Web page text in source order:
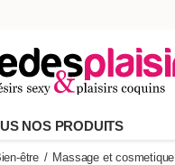
NOS PRODUITS
être / Massage et cosmetique